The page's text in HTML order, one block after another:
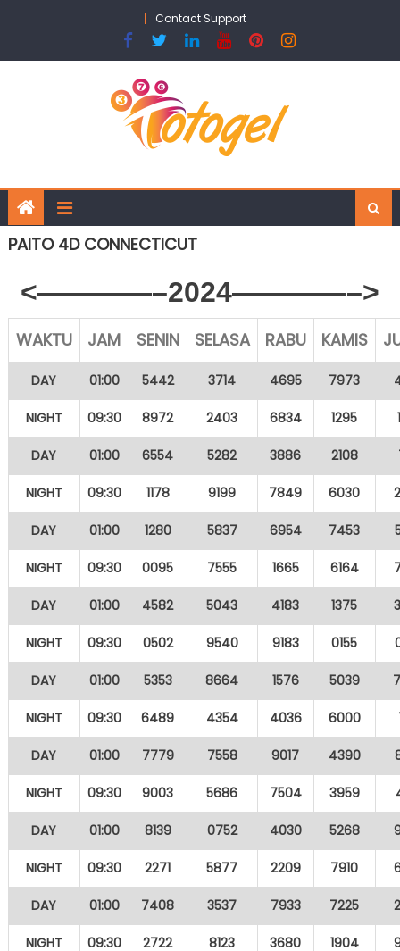
Contact Support
PAITO 4D CONNECTICUT
<————–2024————–>
WAKTU JAM SENIN SELASA RABU KAMIS
DAY 01:00 5442 3714 4695 7973
NIGHT 09:30 8972 2403 6834 1295
DAY 01:00 6554 5282 3886 2108
NIGHT 09:30 1178 9199 7849 6030
DAY 01:00 1280 5837 6954 7453
NIGHT 09:30 0095 7555 1665 6164
DAY 01:00 4582 5043 4183 1375
NIGHT 09:30 0502 9540 9183 0155
DAY 01:00 5353 8664 1576 5039
NIGHT 09:30 6489 4354 4036 6000
DAY 01:00 7779 7558 9017 4390
NIGHT 09:30 9003 5686 7504 3959
DAY 01:00 8139 0752 4030 5268
NIGHT 09:30 2271 5877 2209 7910
DAY 01:00 7408 3537 7933 7225
NIGHT 09:30 2722 8123 3680 1904